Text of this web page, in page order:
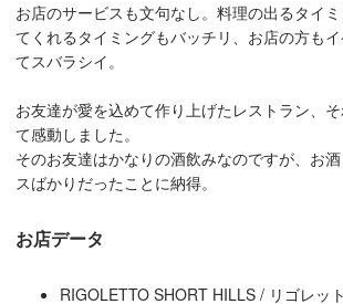
お店のサービスも文句なし。料理の出るタイ
てくれるタイミングもバッチリ、お店の方も
てスバラシイ。
お友達が愛を込めて作り上げたレストラン、
て感動しました。
そのお友達はかなりの酒飲みなのですが、お
スばかりだったことに納得。
お店データ
RIGOLETTO SHORT HILLS / リゴレッ